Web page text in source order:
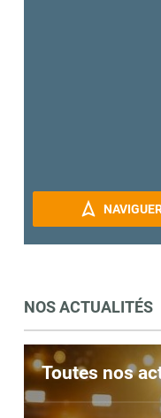
NOS ACTUALITÉS
Toutes nos